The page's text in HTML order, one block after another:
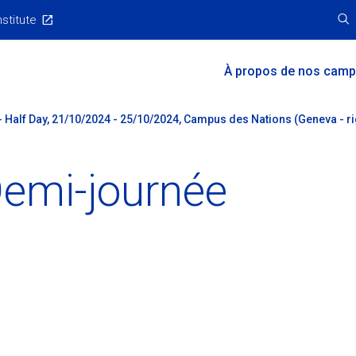
MainÀ propos de nos
Day, 21/10/2024 - 25/10/2024, Campus des Nations (Geneva -
journée